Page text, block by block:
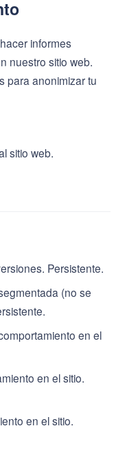
informes
nuestro sitio web.
para anonimizar tu
sitio web.
Persistente.
(no se
en el
en el sitio.
en el sitio.